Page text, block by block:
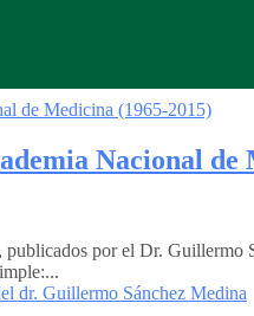
Nacional de
por el Dr.